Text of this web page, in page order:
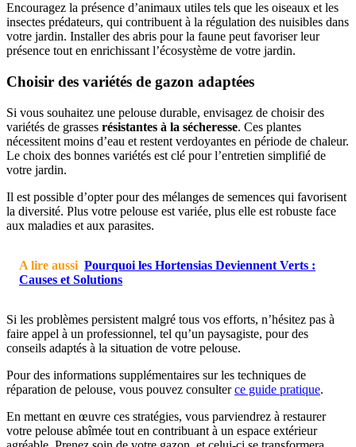
Encouragez la présence d’animaux utiles tels que les oiseaux et les
insectes prédateurs, qui contribuent à la régulation des nuisibles dans
votre jardin. Installer des abris pour la faune peut favoriser leur
présence tout en enrichissant l’écosystème de votre jardin.
Choisir des variétés de gazon adaptées
Si vous souhaitez une pelouse durable, envisagez de choisir des
variétés de grasses résistantes à la sécheresse. Ces plantes
nécessitent moins d’eau et restent verdoyantes en période de chaleur.
Le choix des bonnes variétés est clé pour l’entretien simplifié de
votre jardin.
Il est possible d’opter pour des mélanges de semences qui favorisent
la diversité. Plus votre pelouse est variée, plus elle est robuste face
aux maladies et aux parasites.
A lire aussi Pourquoi les Hortensias Deviennent Verts :
Causes et Solutions
Si les problèmes persistent malgré tous vos efforts, n’hésitez pas à
faire appel à un professionnel, tel qu’un paysagiste, pour des
conseils adaptés à la situation de votre pelouse.
Pour des informations supplémentaires sur les techniques de
réparation de pelouse, vous pouvez consulterce guide pratique.
En mettant en œuvre ces stratégies, vous parviendrez à restaurer
votre pelouse abîmée tout en contribuant à un espace extérieur